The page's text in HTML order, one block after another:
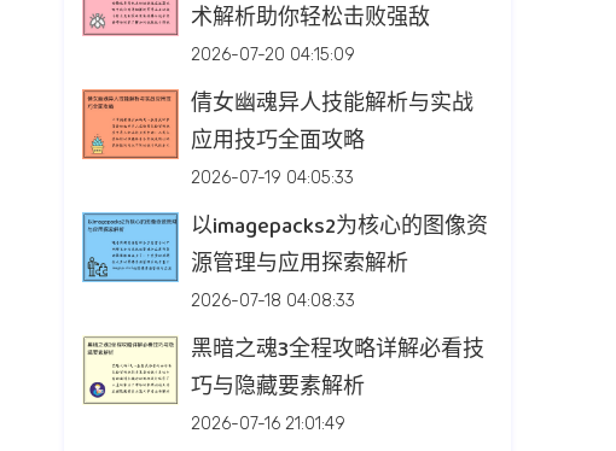
术解析助你轻松击败强敌
2026-07-20 04:15:09
倩女幽魂异人技能解析与实战
应用技巧全面攻略
2026-07-19 04:05:33
以imagepacks2为核心的图像资
源管理与应用探索解析
2026-07-18 04:08:33
黑暗之魂3全程攻略详解必看技
巧与隐藏要素解析
2026-07-16 21:01:49